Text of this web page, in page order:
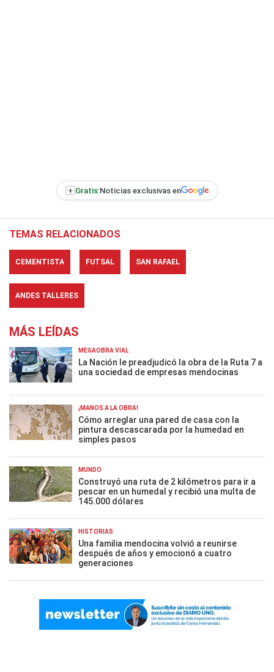
+ Gratis:Noticias exclusivas en
TEMAS RELACIONADOS
CEMENTISTA FUTSAL SAN RAFAEL
ANDES TALLERES
MÁS LEÍDAS
MEGAOBRA VIAL
La Nación le preadjudicó la obra de la Ruta 7 a
una sociedad de empresas mendocinas
¡MANOS A LA OBRA!
Cómo arreglar una pared de casa con la
pintura descascarada por la humedad en
simples pasos
MUNDO
Construyó una ruta de 2 kilómetros para ir a
pescar en un humedal y recibió una multa de
145.000 dólares
HISTORIAS
Una familia mendocina volvió a reunirse
después de años y emocionó a cuatro
generaciones